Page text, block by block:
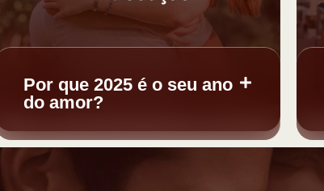
Por que 2025 é o seu ano
do amor?